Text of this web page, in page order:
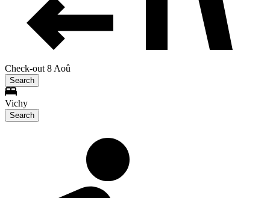
Check-out 8 Aoû
Search
Vichy
Search